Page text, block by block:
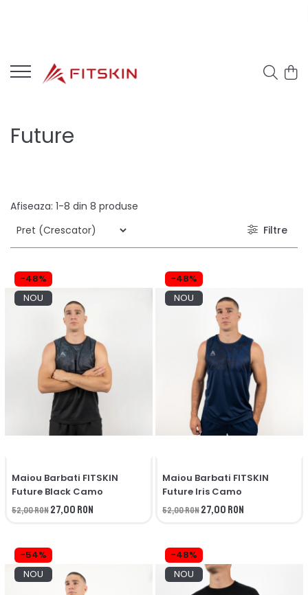
Future
Afiseaza: 1-8 din 8 produse
Filtre
-48%
NOU
Maiou Barbati FITSKIN
Future Black Camo
52,00 RON27,00 RON
-48%
NOU
Maiou Barbati FITSKIN
Future Iris Camo
52,00 RON27,00 RON
-54%
NOU
-48%
NOU